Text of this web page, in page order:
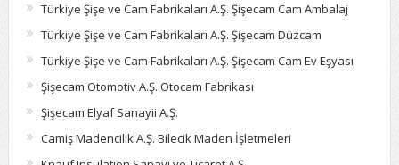
Türkiye Şişe ve Cam Fabrikaları A.Ş. Şişecam Cam Ambalaj
Türkiye Şişe ve Cam Fabrikaları A.Ş. Şişecam Düzcam
Türkiye Şişe ve Cam Fabrikaları A.Ş. Şişecam Cam Ev Eşyası
Şişecam Otomotiv A.Ş. Otocam Fabrikası
Şişecam Elyaf Sanayii A.Ş.
Camiş Madencilik A.Ş. Bilecik Maden İşletmeleri